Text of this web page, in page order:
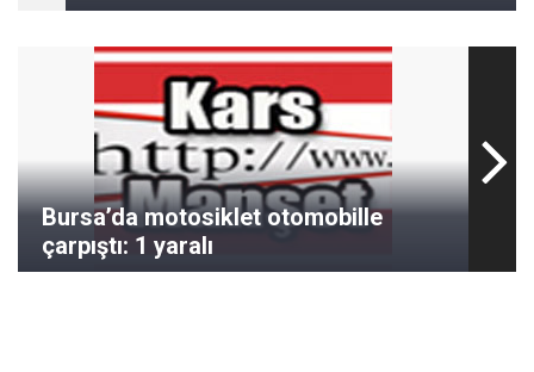
Bursa’da motosiklet otomobille
çarpıştı: 1 yaralı